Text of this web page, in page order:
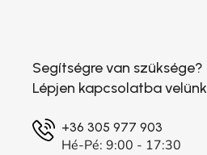
Segítségre van szüksége?
Lépjen kapcsolatba velünk
+36 305 977 903
Hé-Pé: 9:00 - 17:30